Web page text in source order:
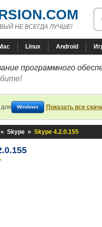
НЕ ВСЕГДА ЛУЧШЕ!
Linux Android
программного
для Windows Показать все
» Skype » Skype 4.2.0.155